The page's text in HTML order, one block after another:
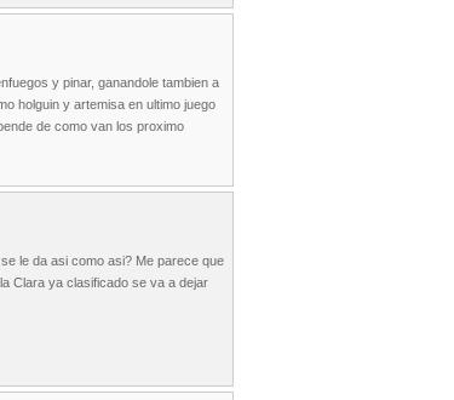
y pinar, ganandole tambien a
holguin y artemisa en ultimo juego
de como van los proximo
le da asi como asi? Me parece que
Clara ya clasificado se va a dejar